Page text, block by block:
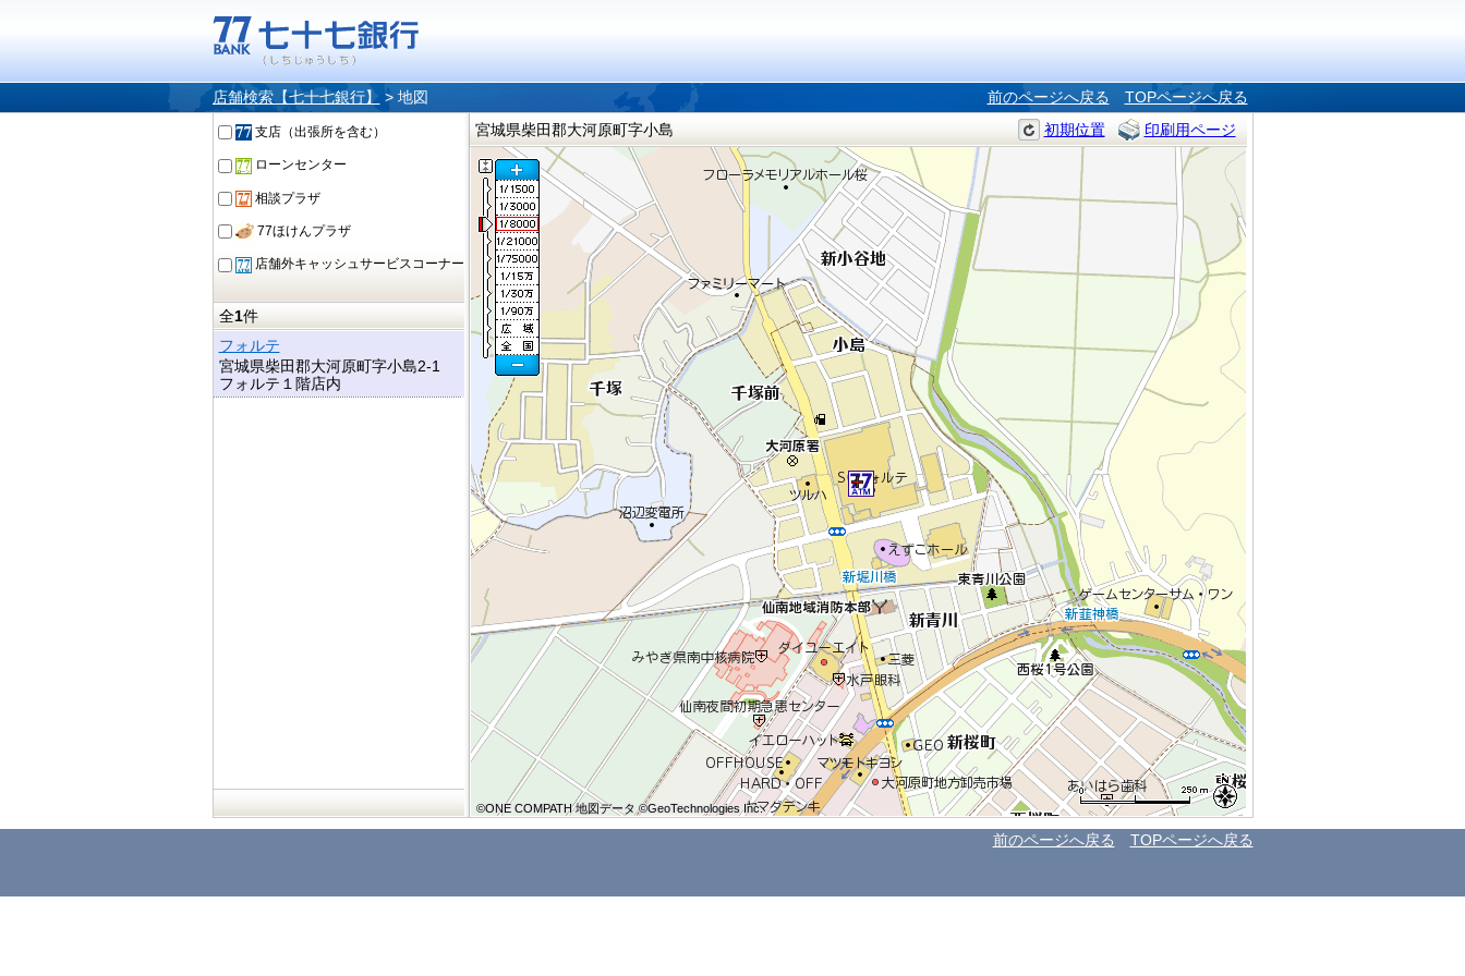
店舗検索【七十七銀行】 > 地図 前のページへ戻る TOPページへ戻る
支店（出張所を含む）
ローンセンター
相談プラザ
77ほけんプラザ
店舗外キャッシュサービスコーナー
全1件
フォルテ
宮城県柴田郡大河原町字小島2-1
フォルテ１階店内
宮城県柴田郡大河原町字小島 初期位置 印刷用ページ
©ONE COMPATH 地図データ ©GeoTechnologies Inc.
©ONE COMPATH 地図データ ©GeoTechnologies Inc.
©ONE COMPATH 地図データ ©GeoTechnologies Inc.
©ONE COMPATH 地図データ ©GeoTechnologies Inc.
©ONE COMPATH 地図データ ©GeoTechnologies Inc.
©ONE COMPATH 地図データ ©GeoTechnologies Inc.
©ONE COMPATH 地図データ ©GeoTechnologies Inc.
©ONE COMPATH 地図データ ©GeoTechnologies Inc.
©ONE COMPATH 地図データ ©GeoTechnologies Inc.
前のページへ戻る TOPページへ戻る